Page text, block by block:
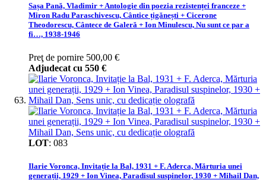
Sașa Pană, Vladimir + Antologie din poezia rezistenței franceze +
Miron Radu Paraschivescu, Cântice țigănești + Cicerone
Theodorescu, Cântece de Galeră + Ion Minulescu, Nu sunt ce par a
fi…, 1938-1946
Preţ de pornire 500,00 €
Adjudecat cu 550 €
LOT: 083
Ilarie Voronca, Invitație la Bal, 1931 + F. Aderca, Mărturia unei
generații, 1929 + Ion Vinea, Paradisul suspinelor, 1930 + Mihail Dan,